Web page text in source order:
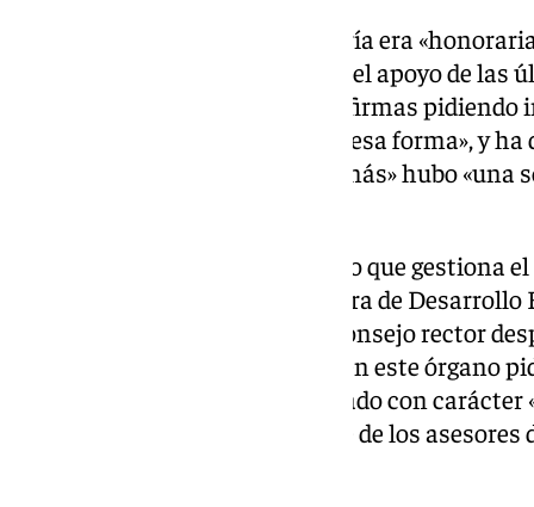
Ha especificado que esta asesoría era
remuneración» y ha agradecido el apoyo de las
días, se recogieran más de cien firmas
sobre «por qué» se le cesaba «de esa forma», y
casi tres décadas» en la que «jamás» hubo «una
Este próximo lunes, el consorcio que gestiona
Granada, que preside la consejera de
convocado una reunión de su consejo rector
PSOE e IU con representación en este órgano
pasado enero que fuera convocado con
aclarar dudas y paralizar el cese de los